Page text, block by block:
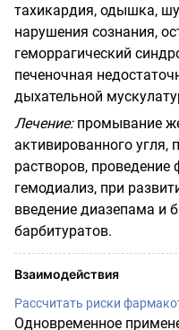
тахикардия, одышка,
нарушения сознания,
геморрагический
печеночная
дыхательной
Лечение:промывание
активированного угля,
растворов, проведение
гемодиализ, при
введение диазепама и
барбитуратов.
Взаимодействия
Рассчитать риски
Одновременное